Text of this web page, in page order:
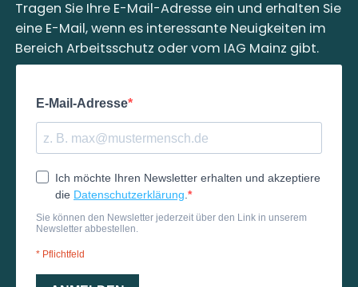
Tragen Sie Ihre E-Mail-Adresse ein und erhalten Sie
eine E-Mail, wenn es interessante Neuigkeiten im
Bereich Arbeitsschutz oder vom IAG Mainz gibt.